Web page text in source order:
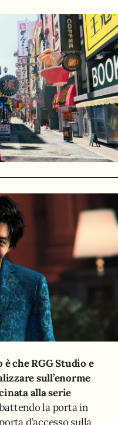
che RGG Studio e
sull’enorme
alla serie
la porta in
d’accesso sulla